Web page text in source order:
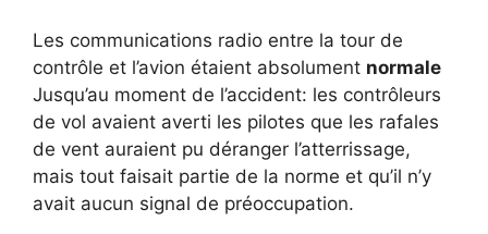
Les communications radio entre la tour de
contrôle et l’avion étaient absolument normale
Jusqu’au moment de l’accident: les contrôleurs
de vol avaient averti les pilotes que les rafales
de vent auraient pu déranger l’atterrissage,
mais tout faisait partie de la norme et qu’il n’y
avait aucun signal de préoccupation.